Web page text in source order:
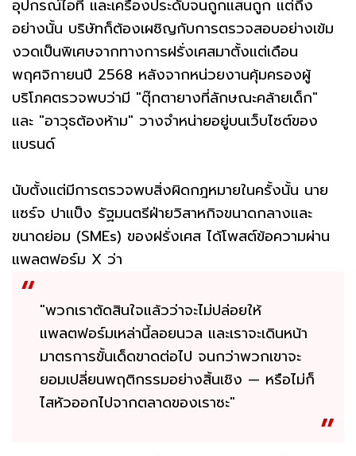
อุปกรณ์ไอที และเครื่องประดับจนถูกแสนถูก แต่ถึง
อย่างนั้น บริษัทก็ต้องเผชิญกับการตรวจสอบอย่างเข้ม
งวดเป็นพิเศษจากทางการฝรั่งเศสมาตั้งแต่เดือน
พฤศจิกายนปี 2568 หลังจากหน่วยงานคุ้มครองผู้
บริโภคตรวจพบว่ามี "ตุ๊กตายางที่ลักษณะคล้ายเด็ก"
และ "อาวุธต้องห้าม" วางจำหน่ายอยู่บนเว็บไซต์ของ
แบรนด์
นับตั้งแต่มีการตรวจพบสิ่งผิดกฎหมายในครั้งนั้น นาย
แซร์จ ปาแป็ง รัฐมนตรีฝ่ายวิสาหกิจขนาดกลางและ
ขนาดย่อม (SMEs) ของฝรั่งเศส ได้โพสต์ข้อความผ่าน
แพลตฟอร์ม X ว่า
"พวกเราตัดสินใจแล้วว่าจะไม่ปล่อยให้
แพลตฟอร์มเหล่านี้ลอยนวล และเราจะเดินหน้า
มาตรการขั้นเด็ดขาดต่อไป จนกว่าพวกเขาจะ
ยอมเปลี่ยนพฤติกรรมอย่างสิ้นเชิง — หรือไม่ก็
ไสหัวออกไปจากตลาดของเราซะ"